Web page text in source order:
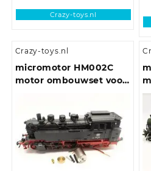
Crazy-toys.nl
Crazy-toys.nl
micromotor HM002C
motor ombouwset voor